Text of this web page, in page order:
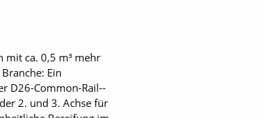
mit ca. 0,5 m³ mehr
Ein
D26-Common-Rail-­
2. und 3. Achse für